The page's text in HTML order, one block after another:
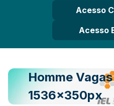
Acesso
Acesso
Homme
1536x350px